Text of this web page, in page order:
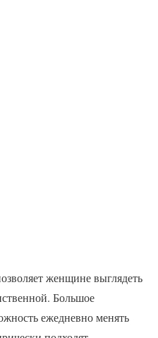
женщине выглядеть
Большое
ежедневно менять